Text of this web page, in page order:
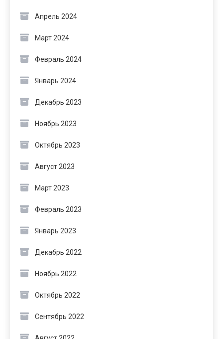
Апрель 2024
Март 2024
Февраль 2024
Январь 2024
Декабрь 2023
Ноябрь 2023
Октябрь 2023
Август 2023
Март 2023
Февраль 2023
Январь 2023
Декабрь 2022
Ноябрь 2022
Октябрь 2022
Сентябрь 2022